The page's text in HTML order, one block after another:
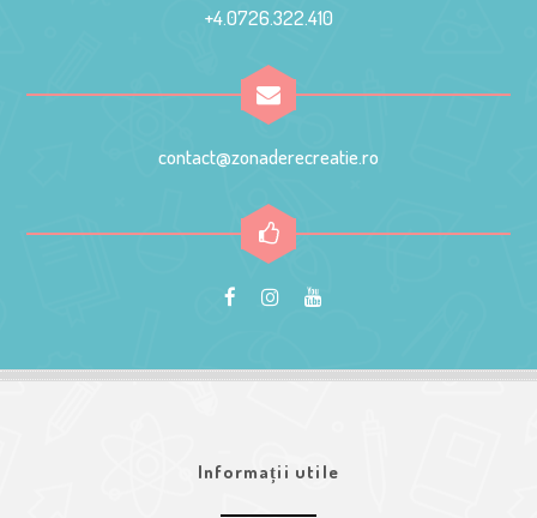
+4.0726.322.410
contact@zonaderecreatie.ro
Informații utile